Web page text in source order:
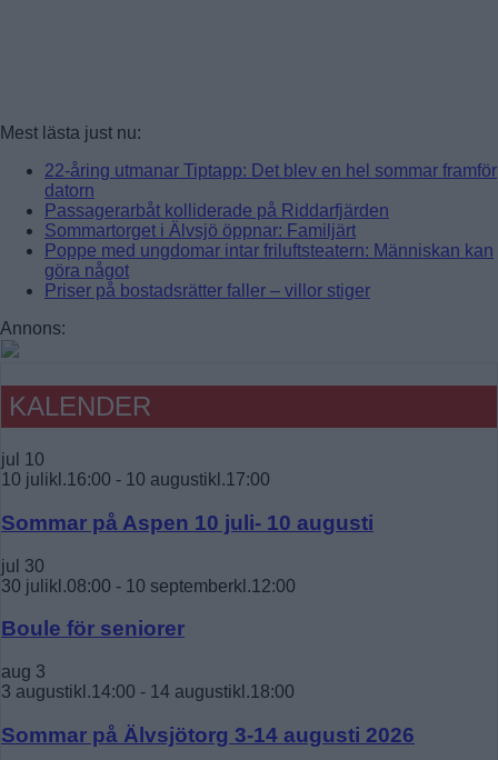
Mest lästa just nu:
22-åring utmanar Tiptapp: Det blev en hel sommar framför
datorn
Passagerarbåt kolliderade på Riddarfjärden
Sommartorget i Älvsjö öppnar: Familjärt
Poppe med ungdomar intar friluftsteatern: Människan kan
göra något
Priser på bostadsrätter faller – villor stiger
Annons:
KALENDER
jul 10
10 julikl.16:00 - 10 augustikl.17:00
Sommar på Aspen 10 juli- 10 augusti
jul 30
30 julikl.08:00 - 10 septemberkl.12:00
Boule för seniorer
aug 3
3 augustikl.14:00 - 14 augustikl.18:00
Sommar på Älvsjötorg 3-14 augusti 2026